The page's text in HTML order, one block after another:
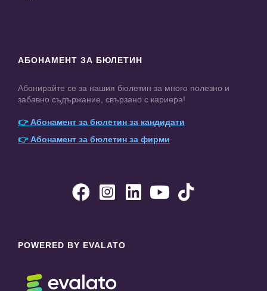
АБОНАМЕНТ ЗА БЮЛЕТИН
Абонирайте се за нашия бюлетин за много полезно и
забавно съдържание, свързано с кариера!
👉Абонамент за бюлетин за кандидати
👉Абонамент за бюлетин за фирми
    
POWERED BY EVALATO